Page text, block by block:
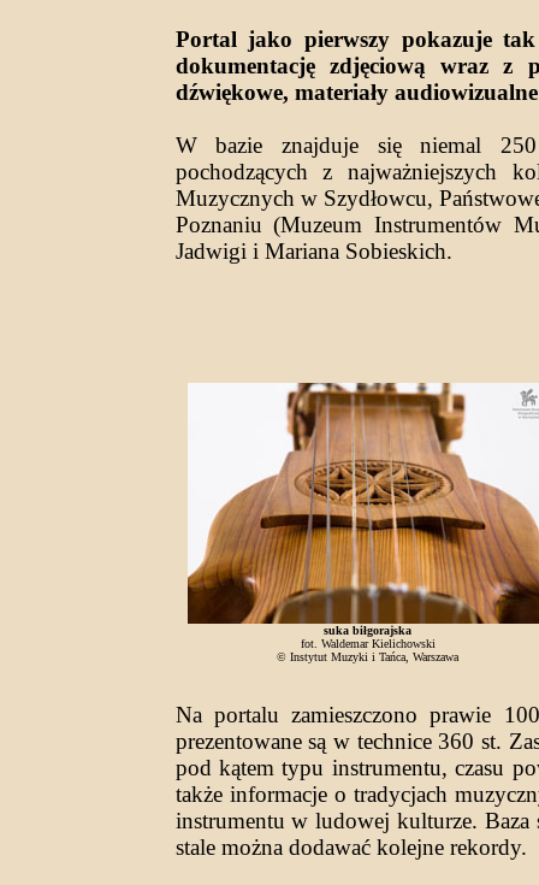
Portal jako pierwszy pokazuje
dokumentację zdjęciową wraz z
dźwiękowe, materiały
W bazie znajduje się niemal
pochodzących z najważniejszych
Muzycznych w Szydłowcu,
Poznaniu (Muzeum Instrumentów
Jadwigi i Mariana Sobieskich.
suka biłgorajska
fot. Waldemar Kielichowski
© Instytut Muzyki i Tańca, Warszawa
Na portalu zamieszczono prawie
prezentowane są w technice 360 st.
pod kątem typu instrumentu, czasu
także informacje o tradycjach
instrumentu w ludowej kulturze. Baza
stale można dodawać kolejne rekordy.